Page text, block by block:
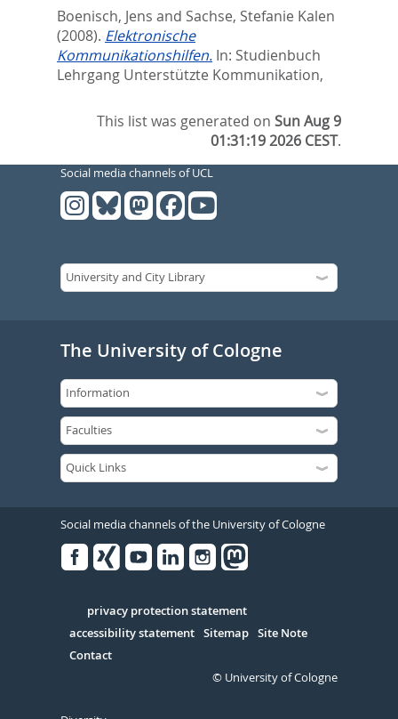
Boenisch, Jens and Sachse, Stefanie Kalen
(2008). Elektronische
Kommunikationshilfen. In: Studienbuch
Lehrgang Unterstützte Kommunikation,
This list was generated onSun Aug 9
01:31:19 2026 CEST.
Social media channels of UCL
The University of Cologne
Social media channels of the University of Cologne
Serivce
privacy protection statement
accessibility statement Sitemap Site Note
Contact
© University of Cologne